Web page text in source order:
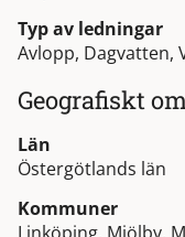
Typ av ledningar
Avlopp, Dagvatten,
Geografiskt
Län
Östergötlands län
Kommuner